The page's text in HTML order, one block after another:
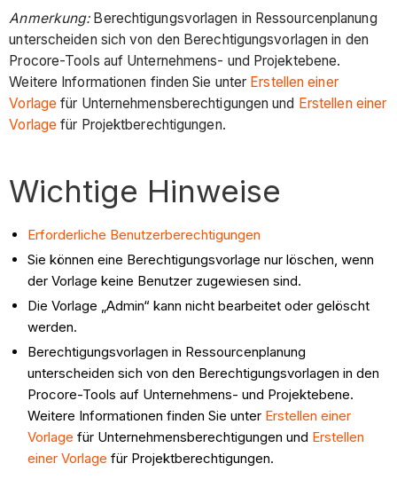
Anmerkung:Berechtigungsvorlagen in Ressourcenplanung
unterscheiden sich von den Berechtigungsvorlagen in den
Procore-Tools auf Unternehmens- und Projektebene.
Weitere Informationen finden Sie unter Erstellen einer
Vorlage für Unternehmensberechtigungen und Erstellen einer
Vorlage für Projektberechtigungen.
Wichtige Hinweise
Erforderliche Benutzerberechtigungen
Sie können eine Berechtigungsvorlage nur löschen, wenn
der Vorlage keine Benutzer zugewiesen sind.
Die Vorlage „Admin“ kann nicht bearbeitet oder gelöscht
werden.
Berechtigungsvorlagen in Ressourcenplanung
unterscheiden sich von den Berechtigungsvorlagen in den
Procore-Tools auf Unternehmens- und Projektebene.
Weitere Informationen finden Sie unter Erstellen einer
Vorlage für Unternehmensberechtigungen und Erstellen
einer Vorlage für Projektberechtigungen.